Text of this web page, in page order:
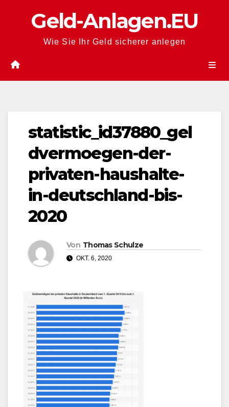
Geld-Anlagen.EU
Wie Sie Ihr Geld sicherer anlegen
statistic_id37880_gel
dvermoegen-der-
privaten-haushalte-
in-deutschland-bis-
2020
Von Thomas Schulze
OKT. 6, 2020